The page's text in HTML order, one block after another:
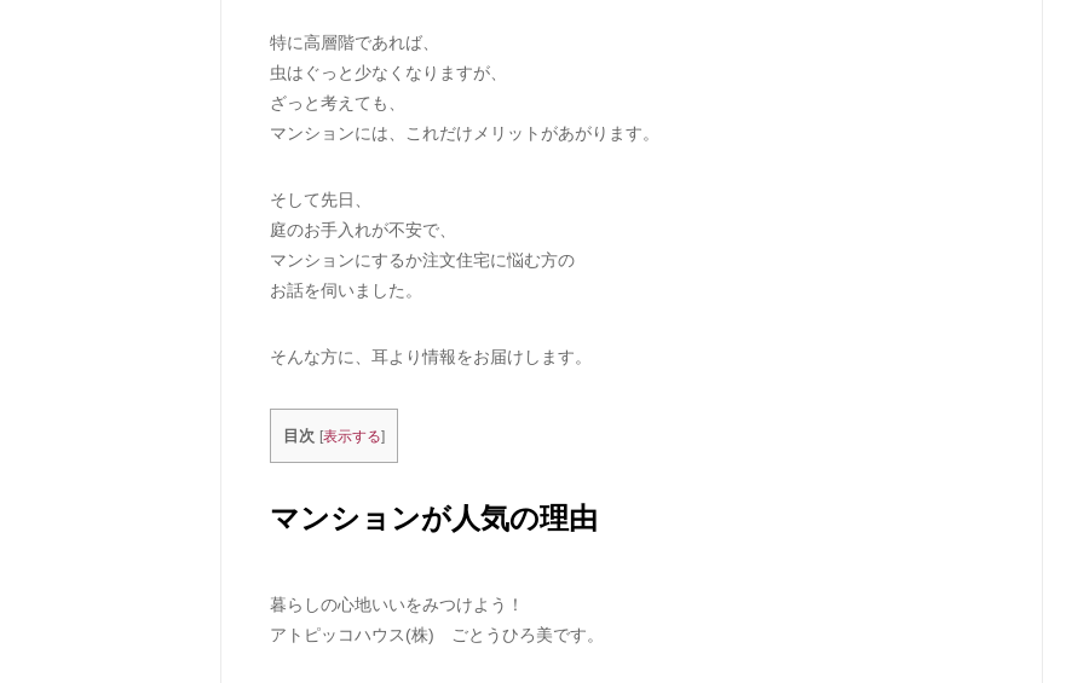
特に高層階であれば、
虫はぐっと少なくなりますが、
ざっと考えても、
マンションには、これだけメリットがあがります。
そして先日、
庭のお手入れが不安で、
マンションにするか注文住宅に悩む方の
お話を伺いました。
そんな方に、耳より情報をお届けします。
目次 [表示する]
マンションが人気の理由
暮らしの心地いいをみつけよう！
アトピッコハウス(株) ごとうひろ美です。